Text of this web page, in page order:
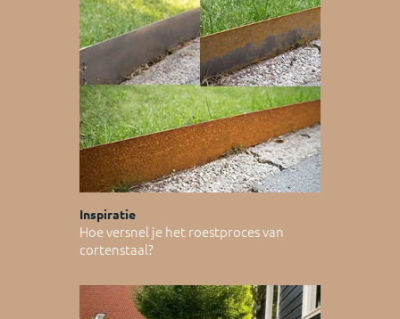
Inspiratie
Hoe versnel je het roestproces van
cortenstaal?